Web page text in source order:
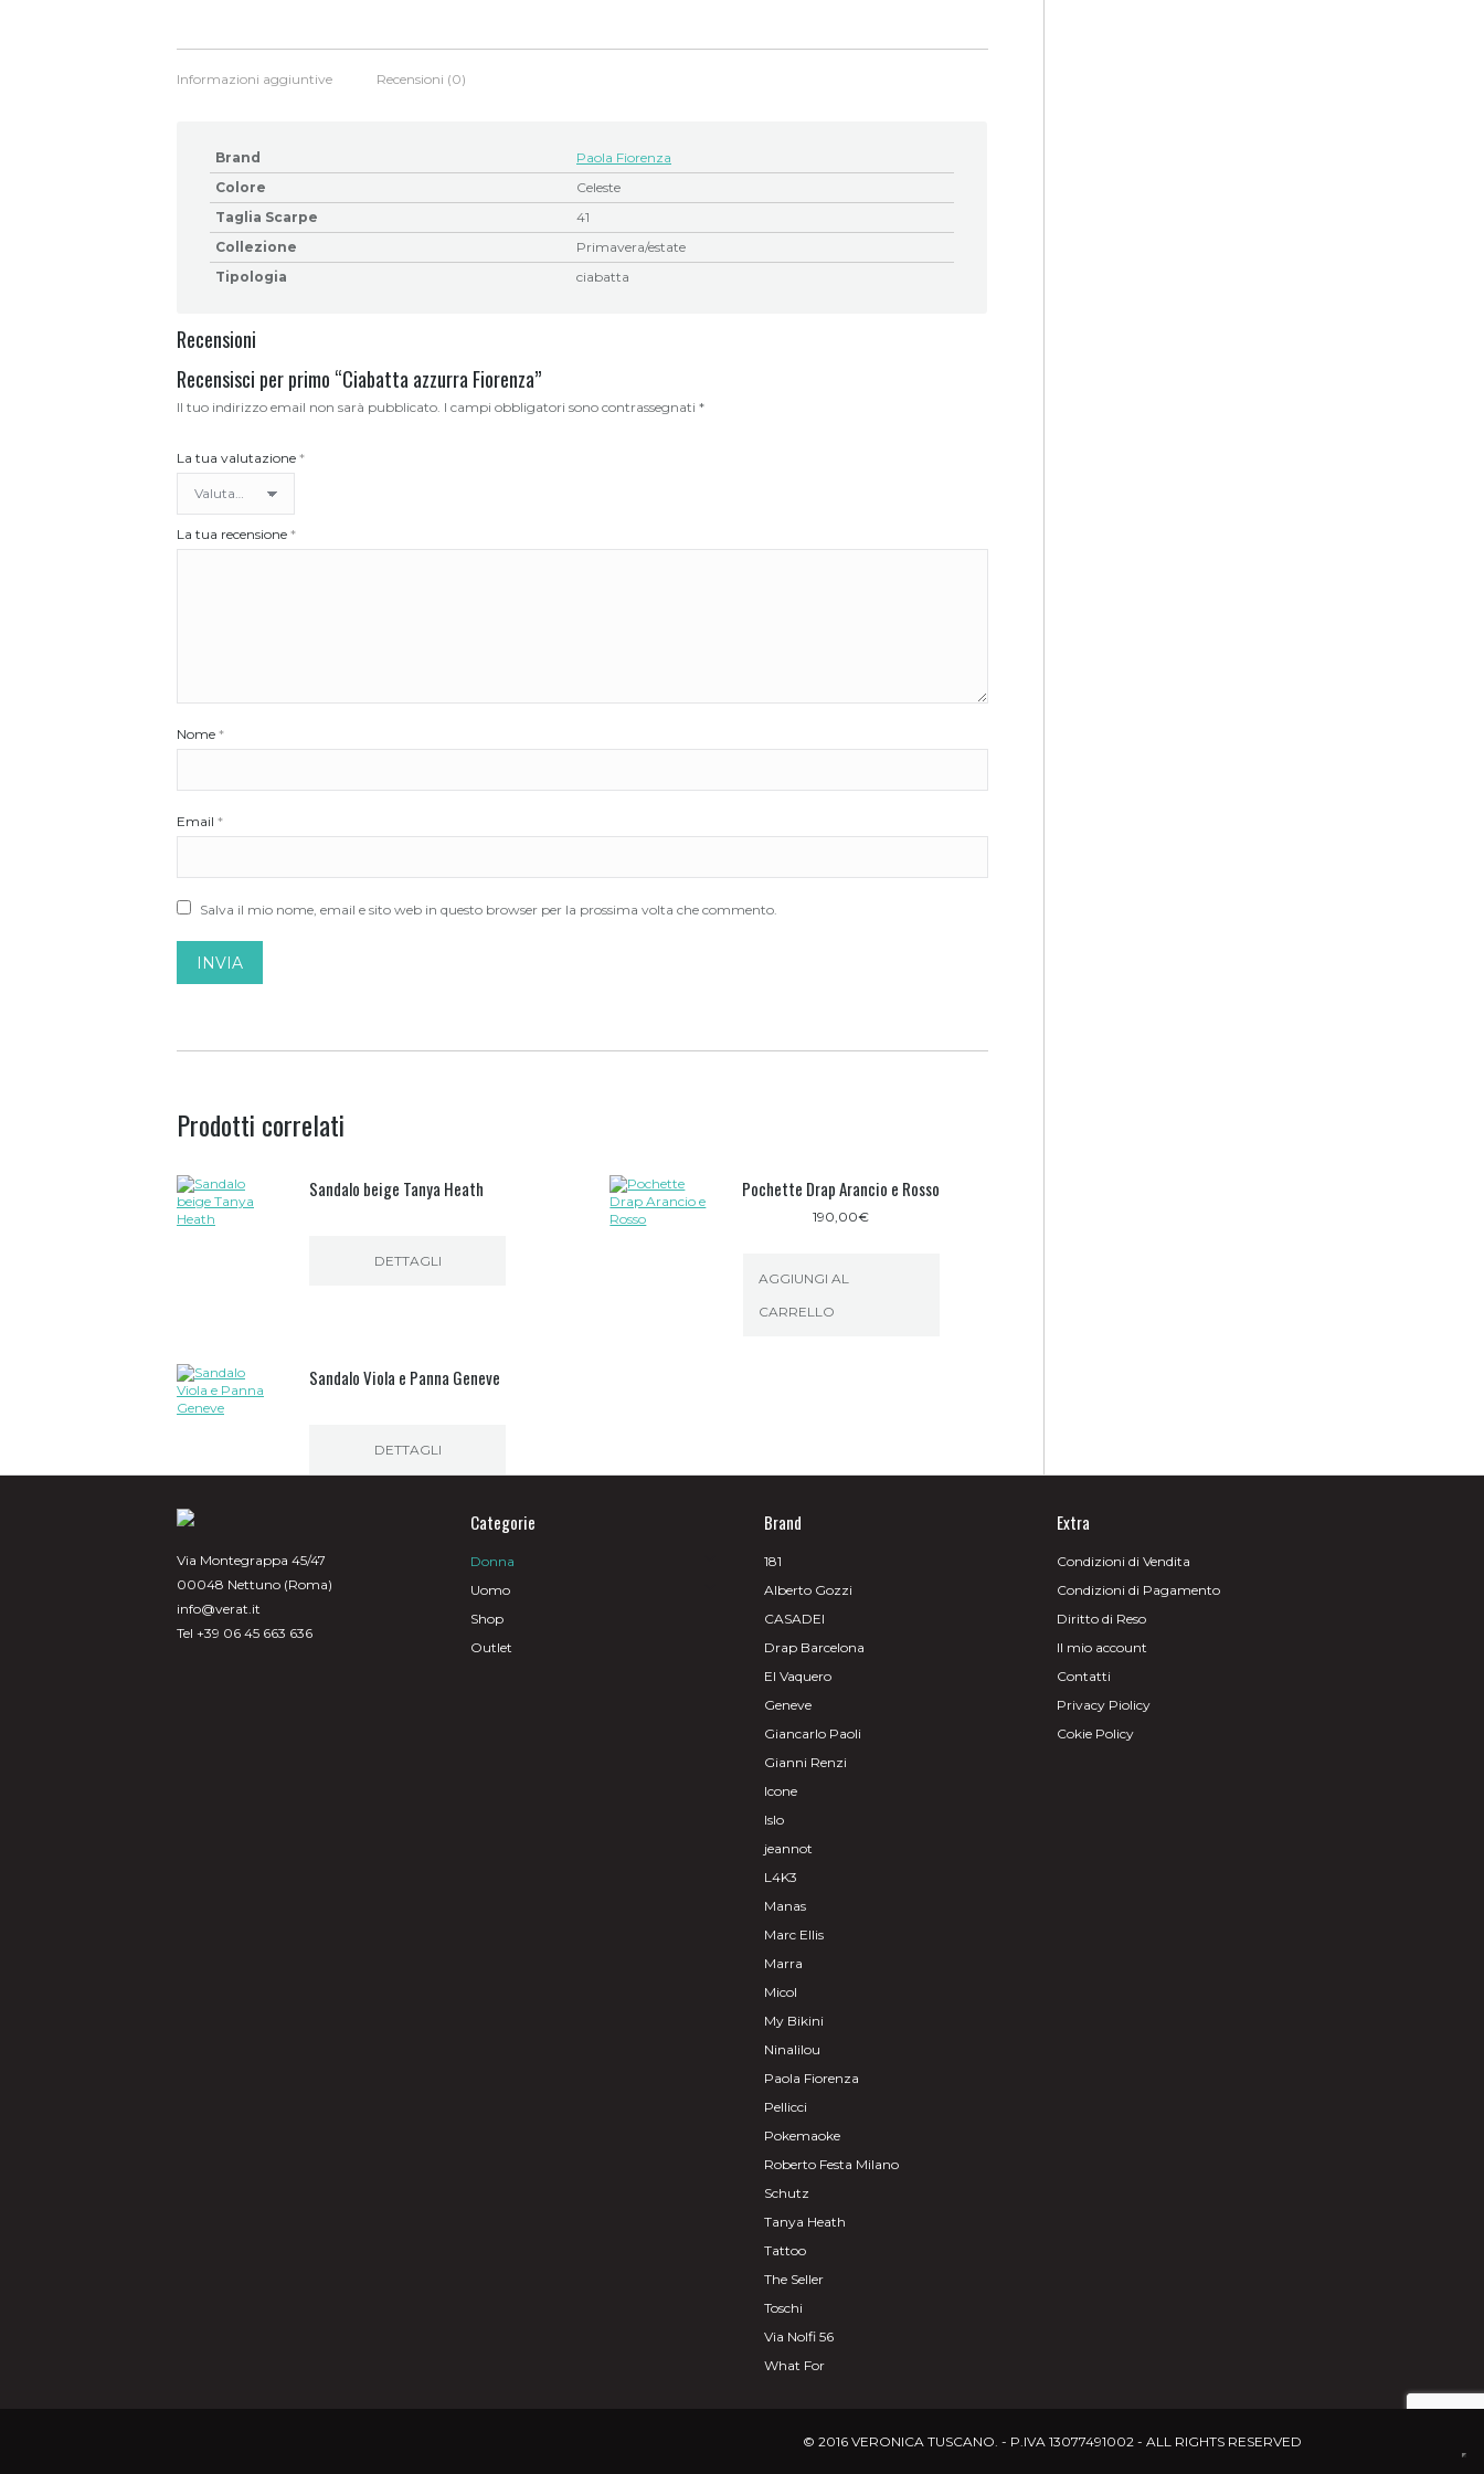
Informazioni aggiuntive Recensioni (0)
Brand
Paola Fiorenza
Colore
Celeste
Taglia Scarpe
41
Collezione
Primavera/estate
Tipologia
ciabatta
Recensioni
Recensisci per primo “Ciabatta azzurra Fiorenza”
Il tuo indirizzo email non sarà pubblicato. I campi obbligatori sono contrassegnati *
La tua valutazione *
La tua recensione *
Nome *
Email *
Salva il mio nome, email e sito web in questo browser per la prossima volta che commento.
Prodotti correlati
Sandalo beige Tanya Heath
DETTAGLI
Pochette Drap Arancio e Rosso
190,00€
AGGIUNGI AL
CARRELLO
Sandalo Viola e Panna Geneve
DETTAGLI
Via Montegrappa 45/47
00048 Nettuno (Roma)
info@verat.it
Tel +39 06 45 663 636
Categorie
Donna
Uomo
Shop
Outlet
Brand
181
Alberto Gozzi
CASADEI
Drap Barcelona
El Vaquero
Geneve
Giancarlo Paoli
Gianni Renzi
Icone
Islo
jeannot
L4K3
Manas
Marc Ellis
Marra
Micol
My Bikini
Ninalilou
Paola Fiorenza
Pellicci
Pokemaoke
Roberto Festa Milano
Schutz
Tanya Heath
Tattoo
The Seller
Toschi
Via Nolfi 56
What For
Extra
Condizioni di Vendita
Condizioni di Pagamento
Diritto di Reso
Il mio account
Contatti
Privacy Piolicy
Cokie Policy
© 2016 VERONICA TUSCANO. - P.IVA 13077491002 - ALL RIGHTS RESERVED